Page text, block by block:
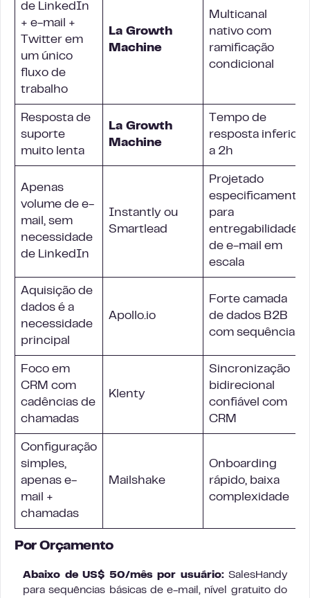
de LinkedIn
+ e-mail +
Twitter em
um único
fluxo de
trabalho
La Growth
Machine
Multicanal
nativo com
ramificação
condicional
Resposta de
suporte
muito lenta
La Growth
Machine
Tempo de
resposta inferior
a 2h
Apenas
volume de e-
mail, sem
necessidade
de LinkedIn
Instantly ou
Smartlead
Projetado
especificamente
para
entregabilidade
de e-mail em
escala
Aquisição de
dados é a
necessidade
principal
Apollo.io
Forte camada
de dados B2B
com sequências
Foco em
CRM com
cadências de
chamadas
Klenty
Sincronização
bidirecional
confiável com
CRM
Configuração
simples,
apenas e-
mail +
chamadas
Mailshake
Onboarding
rápido, baixa
complexidade
Por Orçamento
Abaixo de US$ 50/mês por usuário:SalesHandy
para sequências básicas de e-mail, nível gratuito do